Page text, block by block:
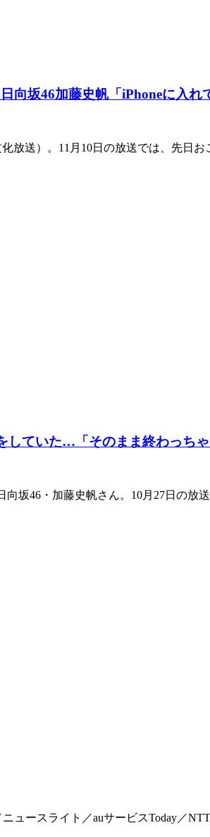
向坂46加藤史帆「iPhoneに入れ
放送）。11月10日の放送では、先日
していた…「そのまま終わっちゃ
坂46・加藤史帆さん。10月27日の
ュースライト／auサービスToday／